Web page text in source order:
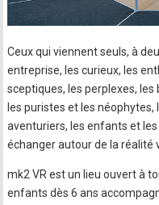
Ceux qui viennent seuls, à
entreprise, les curieux, les
sceptiques, les perplexes, les
les puristes et les
aventuriers, les enfants et
échanger autour de la réalité
mk2 VR est un lieu ouvert à
enfants dès 6 ans